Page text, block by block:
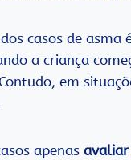
casos de asma
a criança
em
apenas avaliar